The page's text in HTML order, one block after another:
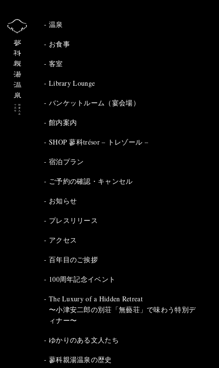
温泉
お食事
客室
Library Lounge
バンケットルーム（宴会場）
館内案内
SHOP 蓼科trésor – トレゾール –
宿泊プラン
ご予約の確認・キャンセル
お知らせ
プレスリリース
アクセス
百年目のご挨拶
100周年記念イベント
The Luxury of a Hidden Retreat
〜小津安二郎の別荘「無藝荘」で味わう特別デ
ィナー〜
ゆかりのある文人たち
蓼科親湯温泉の歴史